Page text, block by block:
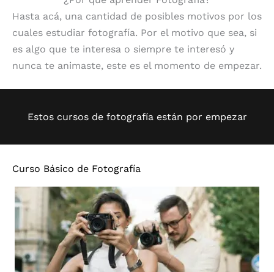
Hasta acá, una cantidad de posibles motivos por los
cuales estudiar fotografía. Por el motivo que sea, si
es algo que te interesa o siempre te interesó y
nunca te animaste, este es el momento de empezar.
Estos cursos de fotografía están por empezar
Curso Básico de Fotografía